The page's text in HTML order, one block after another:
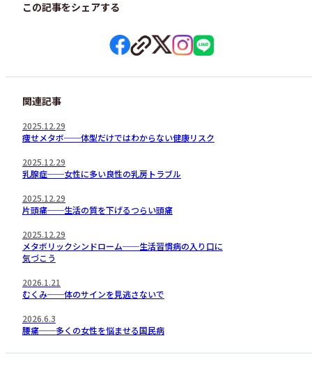
この記事をシェアする
関連記事
2025.12.29
痩せメタボ──体型だけではわからない健康リスク
2025.12.29
乳腺症──女性に多い良性の乳房トラブル
2025.12.29
片頭痛──生活の質を下げるつらい頭痛
2025.12.29
メタボリックシンドローム──生活習慣病の入り口に
気づこう
2026.1.21
むくみ──体のサインを見逃さないで
2026.6.3
腰痛──多くの女性を悩ませる国民病